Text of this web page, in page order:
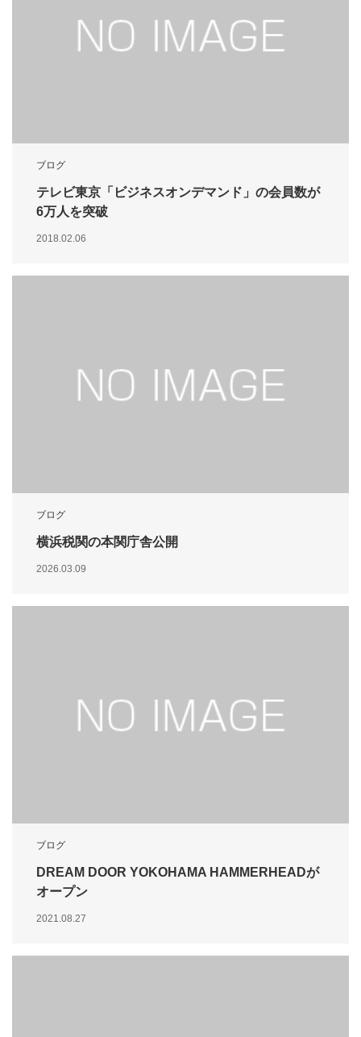
ブログ
テレビ東京「ビジネスオンデマンド」の会員数が
6万人を突破
2018.02.06
ブログ
横浜税関の本関庁舎公開
2026.03.09
ブログ
DREAM DOOR YOKOHAMA HAMMERHEADが
オープン
2021.08.27